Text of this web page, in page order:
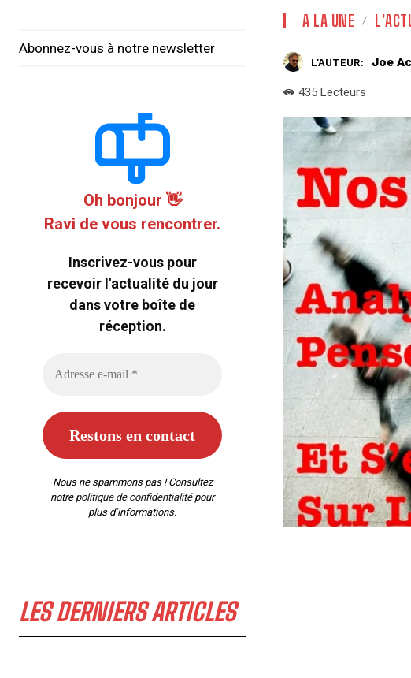
Abonnez-vous à notre newsletter
Oh bonjour 👋
Ravi de vous rencontrer.
Inscrivez-vous pour
recevoir l'actualité du jour
dans votre boîte de
réception.
Nous ne spammons pas ! Consultez
notre politique de confidentialitépour
plus d’informations.
LES DERNIERS ARTICLES
A LA UNE
L'AUTEUR: Joe
435 Lecteurs